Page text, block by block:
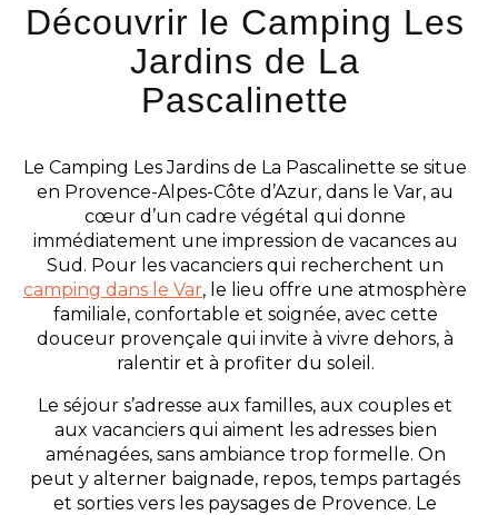
Découvrir le Camping Les
Jardins de La
Pascalinette
Le Camping Les Jardins de La Pascalinette se situe
en Provence-Alpes-Côte d’Azur, dans le Var, au
cœur d’un cadre végétal qui donne
immédiatement une impression de vacances au
Sud. Pour les vacanciers qui recherchent un
camping dans le Var, le lieu offre une atmosphère
familiale, confortable et soignée, avec cette
douceur provençale qui invite à vivre dehors, à
ralentir et à profiter du soleil.
Le séjour s’adresse aux familles, aux couples et
aux vacanciers qui aiment les adresses bien
aménagées, sans ambiance trop formelle. On
peut y alterner baignade, repos, temps partagés
et sorties vers les paysages de Provence. Le